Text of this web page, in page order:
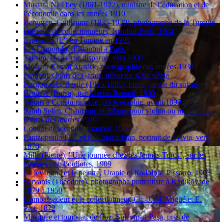
Mustafa Nail bey (1861-1922), ministre de l’éducation et de
l’économie dans les années 1910
Berggren, Guillaume (1835-1920), photographe de la Turquie
Querelle de collectionneurs, Istanbul-Paris, 1904
Espéranto (L') en Turquie en 1908
Les Camondo, d’Istanbul à Paris
Taksim, la caserne disparue, vers 1900
Mustafa Kemal Atatürk, photographie des années 1930
Istanbul, Quais de Galata, début du XXe siècle
Kargopoulo, Basile (1826-1886), photographe du sultan
Brousse (Bursa), par Marius Renard, 1899
Tennis à Constantinople, photographie, avant 1899
Şamlı Selim, Chant turc et Album pour violon ou mandoline,
revues des années 1920
Contrat de location, Istanbul, 1909
Pantzopoulo E. J. et R. Caracachian, portrait de Sylvia, vers
1870
Mille (Pierre), "Une journée chez les Jeunes-Turcs", sur les
femmes stambouliotes, 1909
La levantine et le peintre, Uranie et Rodolphe Pissarro, 1903
Servanis (Théodore), photographe portraitiste à Kadıköy, de
1879 à 1950
L'ambassadeur et le collectionneur, Ch.-J.-M. Vogüé et E.
Piot, 1872
Mosquée et tombeau de Gazi Süleyman Paşa, près de